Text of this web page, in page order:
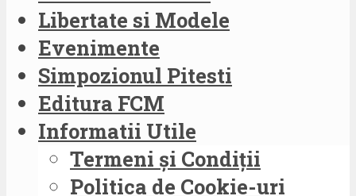
Libertate si Modele
Evenimente
Simpozionul Pitesti
Editura FCM
Informatii Utile
Termeni și Condiții
Politica de Cookie-uri